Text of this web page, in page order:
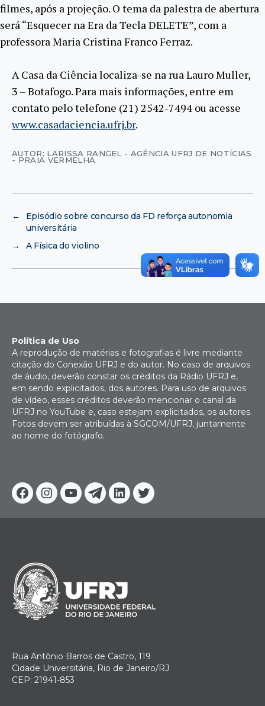
filmes, após a projeção. O tema da palestra de abertura
será “Esquecer na Era da Tecla DELETE”, com a
professora Maria Cristina Franco Ferraz.
A Casa da Ciência localiza-se na rua Lauro Muller,
3 – Botafogo. Para mais informações, entre em
contato pelo telefone (21) 2542-7494 ou acesse
www.casadaciencia.ufrj.br.
AUTOR: LARISSA RANGEL - AGÊNCIA UFRJ DE NOTÍCIAS
- PRAIA VERMELHA
←
Episódio sobre concurso da FD reforça autonomia
universitária
→
A Física do violino
Facebook
Instagram
YoutubeTelegram
Linkedin
Twitter
Política de Uso
A reprodução de matérias e fotografias é livre mediante
citação do Conexão UFRJ e do autor. No caso de arquivos
de áudio, deverão constar os créditos da Rádio UFRJ e,
em sendo explicitados, dos autores. Para uso de arquivos
de vídeo, esses créditos deverão mencionar o canal da
UFRJ no YouTube e, caso estejam explicitados, os autores.
Fotos devem ser atribuídas à SGCOM/UFRJ, juntamente
ao nome do fotógrafo.
Rua Antônio Barros de Castro, 119
Cidade Universitária, Rio de Janeiro/RJ
CEP: 21941-853